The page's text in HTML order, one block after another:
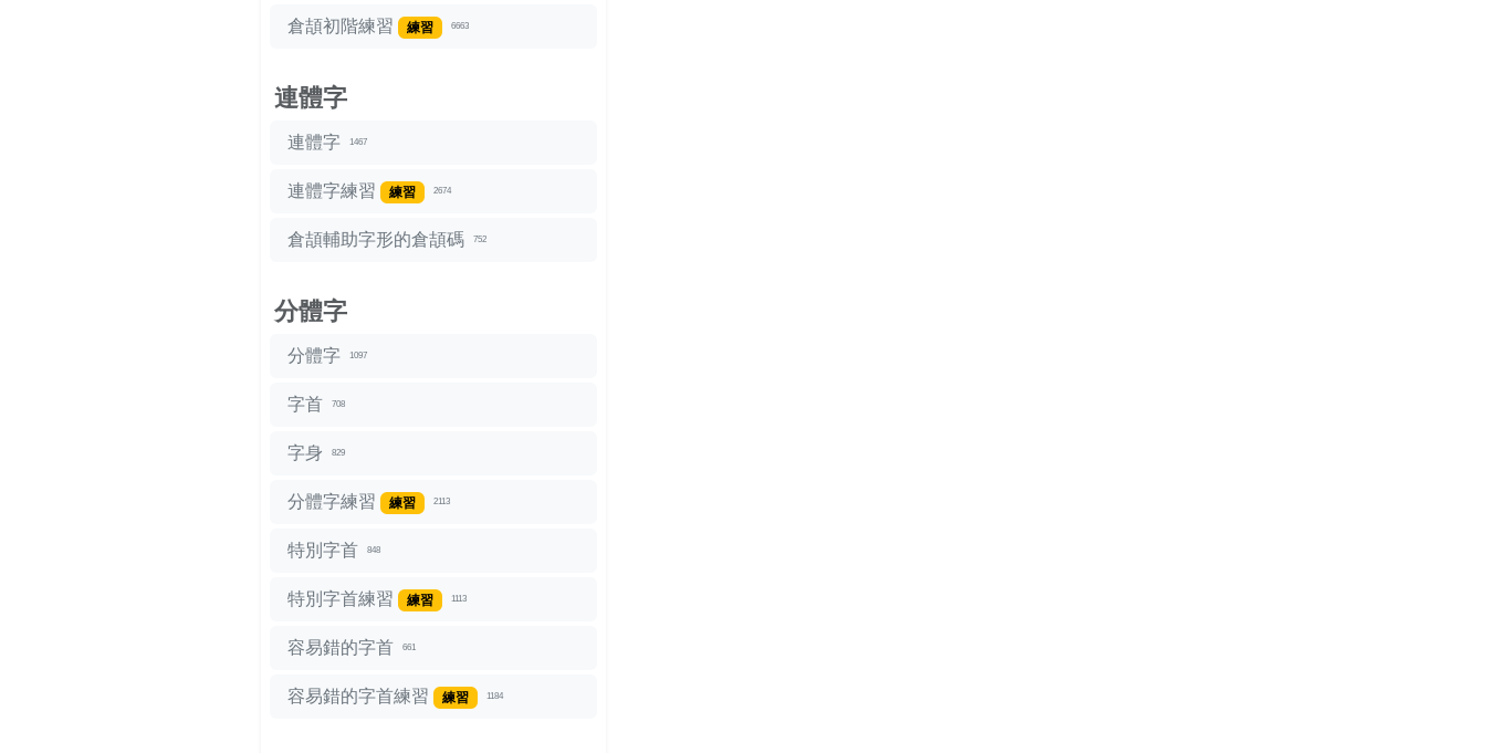
倉頡初階練習 練習 6663
連體字
連體字 1467
連體字練習 練習 2674
倉頡輔助字形的倉頡碼 752
分體字
分體字 1097
字首 708
字身 829
分體字練習 練習 2113
特別字首 848
特別字首練習 練習 1113
容易錯的字首 661
容易錯的字首練習 練習 1184